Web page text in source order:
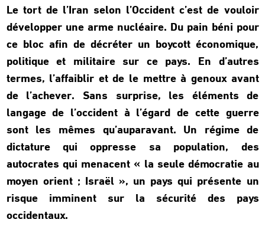
Le tort de l’Iran selon l’Occident c’est de vouloir
développer une arme nucléaire. Du pain béni pour
ce bloc afin de décréter un boycott économique,
politique et militaire sur ce pays. En d’autres
termes, l’affaiblir et de le mettre à genoux avant
de l’achever. Sans surprise, les éléments de
langage de l’occident à l’égard de cette guerre
sont les mêmes qu’auparavant. Un régime de
dictature qui oppresse sa population, des
autocrates qui menacent « la seule démocratie au
moyen orient ; Israël », un pays qui présente un
risque imminent sur la sécurité des pays
occidentaux.